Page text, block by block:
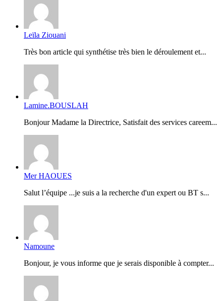
Leïla Ziouani
Très bon article qui synthétise très bien le déroulement et...
Lamine.BOUSLAH
Bonjour Madame la Directrice, Satisfait des services careem...
Mer HAOUES
Salut l’équipe ...je suis a la recherche d'un expert ou BT s...
Namoune
Bonjour, je vous informe que je serais disponible à compter...